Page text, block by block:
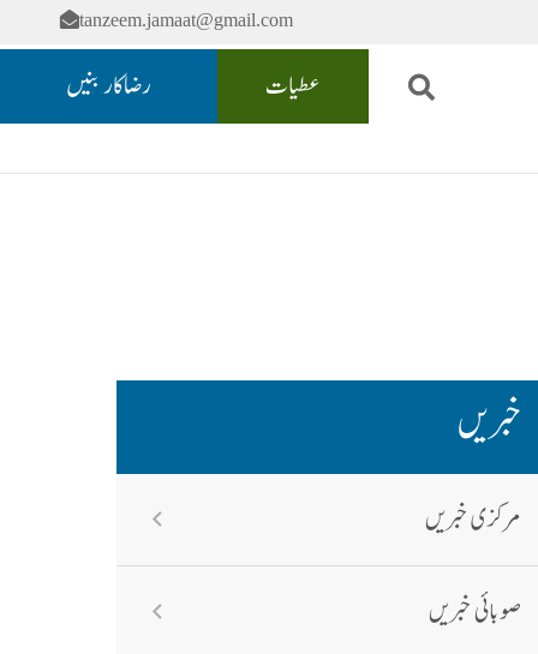
tanzeem.jamaat@gmail.com
عطیات رضاکار بنیں
خبریں
مرکزی خبریں
صوبائی خبریں